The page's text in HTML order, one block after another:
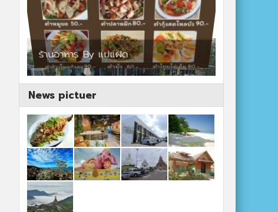
ร้านอาหาร By แม่แฝด
News pictuer